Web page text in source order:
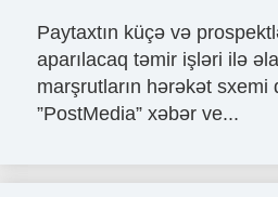
Paytaxtın küçə və
aparılacaq təmir işləri ilə
marşrutların hərəkət sxemi
”PostMedia” xəbər ve...